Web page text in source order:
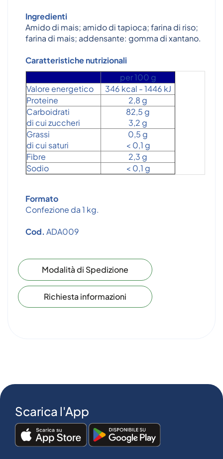
Ingredienti
Amido di mais; amido di tapioca; farina di riso;
farina di mais; addensante: gomma di xantano.
Caratteristiche nutrizionali
per 100 g
Valore energetico
346 kcal - 1446 kJ
Proteine
2,8 g
Carboidrati
di cui zuccheri
82,5 g
3,2 g
Grassi
di cui saturi
0,5 g
< 0,1 g
Fibre
2,3 g
Sodio
< 0,1 g
Formato
Confezione da 1 kg.
Cod. ADA009
Modalità di Spedizione
Richiesta informazioni
Scarica l'App